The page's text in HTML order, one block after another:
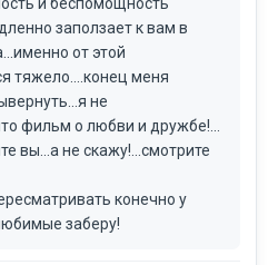
заползает к вам в
от этой
тяжело....конец меня
не
фильм о любви и дружбе!...
вы...а не скажу!...смотрите
конечно у
заберу!